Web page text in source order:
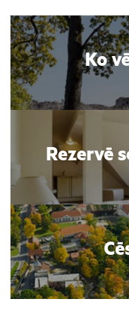
Ko
Rezervē